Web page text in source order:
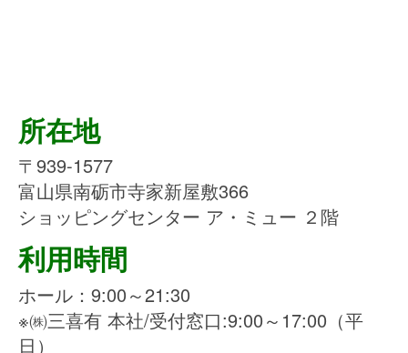
所在地
〒939-1577
富山県南砺市寺家新屋敷366
ショッピングセンター ア・ミュー ２階
利用時間
ホール：9:00～21:30
※㈱三喜有 本社/受付窓口:9:00～17:00（平
日）